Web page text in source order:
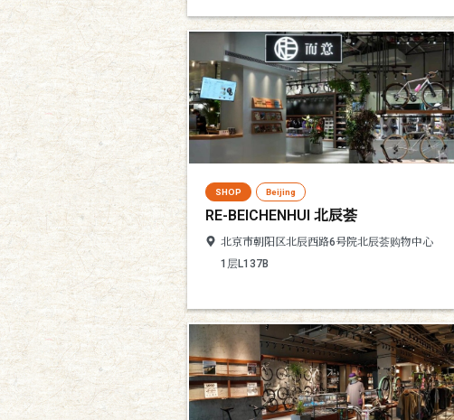
SHOP Beijing
RE-BEICHENHUI 北辰荟
北京市朝阳区北辰西路6号院北辰荟购物中心
1层L137B